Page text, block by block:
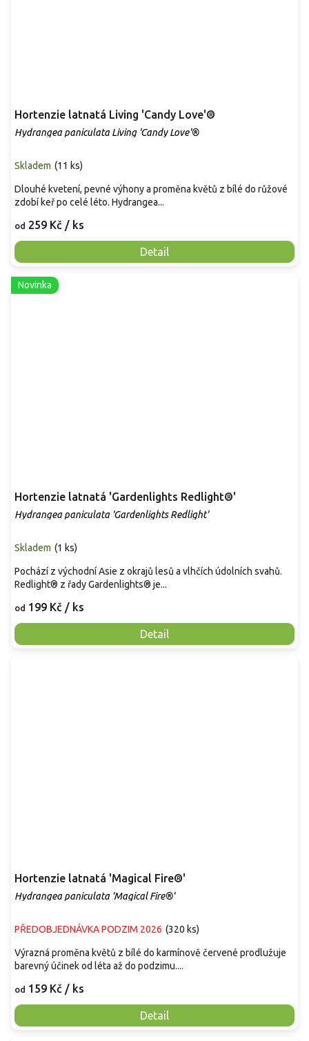
Hortenzie latnatá Living 'Candy Love'®
Hydrangea paniculata Living 'Candy Love'®
Skladem (11 ks)
od 259 Kč / ks
Detail
Dlouhé kvetení, pevné výhony a proměna květů z bílé do růžové
zdobí keř po celé léto. Hydrangea...
Novinka
Hortenzie latnatá 'Gardenlights Redlight®'
Hydrangea paniculata 'Gardenlights Redlight'
Skladem (1 ks)
od 199 Kč / ks
Detail
Pochází z východní Asie z okrajů lesů a vlhčích údolních svahů.
Redlight® z řady Gardenlights® je...
Hortenzie latnatá 'Magical Fire®'
Hydrangea paniculata 'Magical Fire®'
PŘEDOBJEDNÁVKA PODZIM 2026 (320 ks)
od 159 Kč / ks
Detail
Výrazná proměna květů z bílé do karmínově červené prodlužuje
barevný účinek od léta až do podzimu....